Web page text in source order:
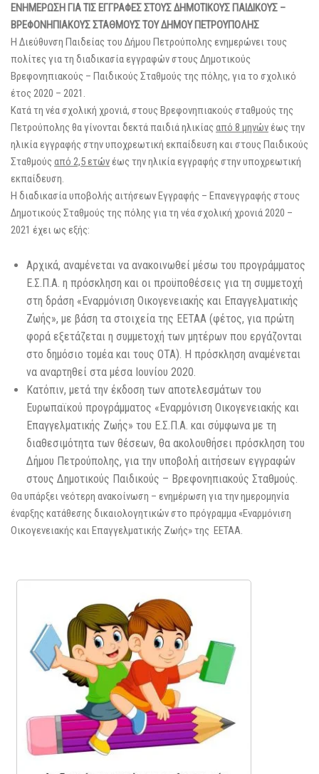
ΕΝΗΜΕΡΩΣΗ ΓΙΑ ΤΙΣ ΕΓΓΡΑΦΕΣ ΣΤΟΥΣ ΔΗΜΟΤΙΚΟΥΣ ΠΑΙΔΙΚΟΥΣ –
ΒΡΕΦΟΝΗΠΙΑΚΟΥΣ ΣΤΑΘΜΟΥΣ ΤΟΥ ΔΗΜΟΥ ΠΕΤΡΟΥΠΟΛΗΣ
Η Διεύθυνση Παιδείας του Δήμου Πετρούπολης ενημερώνει τους
πολίτες για τη διαδικασία εγγραφών στους Δημοτικούς
Βρεφονηπιακούς – Παιδικούς Σταθμούς της πόλης, για το σχολικό
έτος 2020 – 2021.
Κατά τη νέα σχολική χρονιά, στους Βρεφονηπιακούς σταθμούς της
Πετρούπολης θα γίνονται δεκτά παιδιά ηλικίας από 8 μηνώνέως την
ηλικία εγγραφής στην υποχρεωτική εκπαίδευση και στους Παιδικούς
Σταθμούς από 2,5 ετώνέως την ηλικία εγγραφής στην υποχρεωτική
εκπαίδευση.
Η διαδικασία υποβολής αιτήσεων Εγγραφής – Επανεγγραφής στους
Δημοτικούς Σταθμούς της πόλης για τη νέα σχολική χρονιά 2020 –
2021 έχει ως εξής:
Αρχικά, αναμένεται να ανακοινωθεί μέσω του προγράμματος
Ε.Σ.Π.Α. η πρόσκληση και οι προϋποθέσεις για τη συμμετοχή
στη δράση «Εναρμόνιση Οικογενειακής και Επαγγελματικής
Ζωής», με βάση τα στοιχεία της ΕΕΤΑΑ (φέτος, για πρώτη
φορά εξετάζεται η συμμετοχή των μητέρων που εργάζονται
στο δημόσιο τομέα και τους ΟΤΑ). Η πρόσκληση αναμένεται
να αναρτηθεί στα μέσα Ιουνίου 2020.
Κατόπιν, μετά την έκδοση των αποτελεσμάτων του
Ευρωπαϊκού προγράμματος «Εναρμόνιση Οικογενειακής και
Επαγγελματικής Ζωής» του Ε.Σ.Π.Α. και σύμφωνα με τη
διαθεσιμότητα των θέσεων, θα ακολουθήσει πρόσκληση του
Δήμου Πετρούπολης, για την υποβολή αιτήσεων εγγραφών
στους Δημοτικούς Παιδικούς – Βρεφονηπιακούς Σταθμούς.
Θα υπάρξει νεότερη ανακοίνωση – ενημέρωση για την ημερομηνία
έναρξης κατάθεσης δικαιολογητικών στο πρόγραμμα «Εναρμόνιση
Οικογενειακής και Επαγγελματικής Ζωής» της ΕΕΤΑΑ.